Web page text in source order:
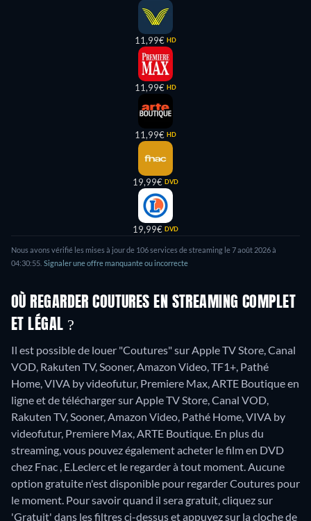
11,99€ HD
11,99€ HD
11,99€ HD
19,99€ DVD
19,99€ DVD
Nous avons vérifié les mises à jour de 106services de streaming le7 août 2026à
04:30:55 Signaler une offre manquante ou incorrecte
OÙ REGARDER COUTURES EN STREAMING COMPLET
ET LÉGAL ?
Il est possible de louer "Coutures" sur Apple TV Store, Canal
VOD, Rakuten TV, Sooner, Amazon Video, TF1+, Pathé
Home, VIVA by videofutur, Premiere Max, ARTE Boutique en
ligne et de télécharger sur Apple TV Store, Canal VOD,
Rakuten TV, Sooner, Amazon Video, Pathé Home, VIVA by
videofutur, Premiere Max, ARTE Boutique. En plus du
streaming, vous pouvez également acheter le film en DVD
chez Fnac , E.Leclerc et le regarder à tout moment.Aucune
option gratuite n'est disponible pour regarder Coutures pour
le moment. Pour savoir quand il sera gratuit, cliquez sur
'Gratuit' dans les filtres ci-dessus et appuyez sur la cloche de